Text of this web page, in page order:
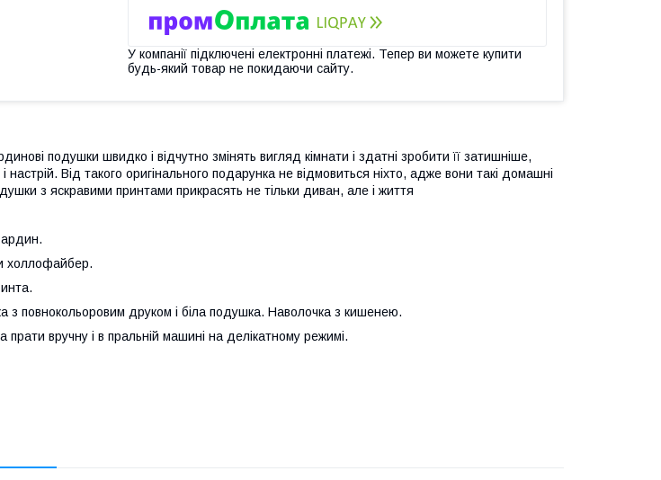
У компанії підключені електронні платежі. Тепер ви можете купити
будь-який товар не покидаючи сайту.
подушки швидко і відчутно змінять вигляд кімнати і здатні зробити її затишніше,
настрій. Від такого оригінального подарунка не відмовиться ніхто, адже вони такі домашні
з яскравими принтами прикрасять не тільки диван, але і життя
холлофайбер.
з повнокольоровим друком і біла подушка. Наволочка з кишенею.
прати вручну і в пральній машині на делікатному режимі.